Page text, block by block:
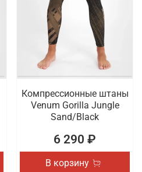
Компрессионные штаны
Venum Gorilla Jungle
Sand/Black
6 290 ₽
В корзину